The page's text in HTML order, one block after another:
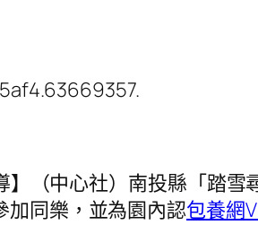
】（中心社）南投縣「踏
加同樂，並為園內認包養網